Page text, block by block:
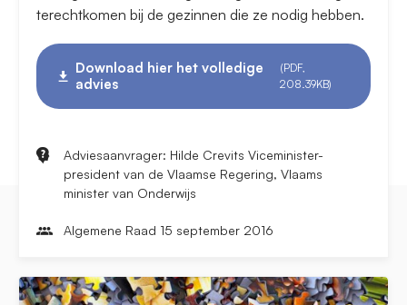
terechtkomen bij de gezinnen die ze nodig hebben.
Download hier het volledige
advies
(PDF,
208.39KB)
Adviesaanvrager: Hilde Crevits Viceminister-
president van de Vlaamse Regering, Vlaams
minister van Onderwijs
Algemene Raad 15 september 2016